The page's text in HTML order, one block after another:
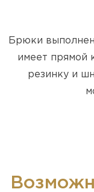
Брюки
имеет прямой
резинку и